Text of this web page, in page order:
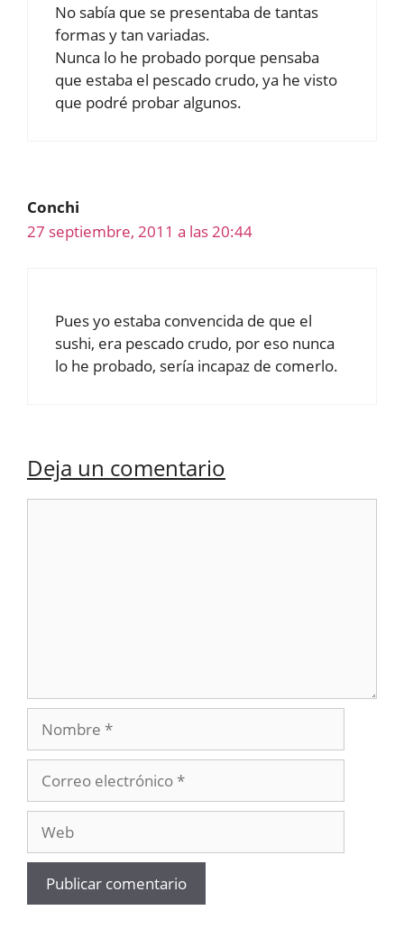
No sabía que se presentaba de tantas
formas y tan variadas.
Nunca lo he probado porque pensaba
que estaba el pescado crudo, ya he visto
que podré probar algunos.
Conchi
27 septiembre, 2011 a las 20:44
Pues yo estaba convencida de que el
sushi, era pescado crudo, por eso nunca
lo he probado, sería incapaz de comerlo.
Deja un comentario
Nombre
electrónico